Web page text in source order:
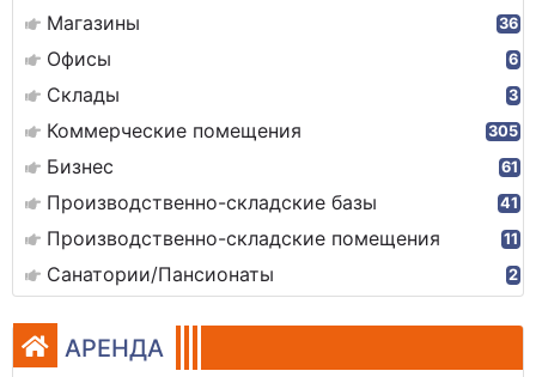
Магазины 36
Офисы 6
Склады 3
Коммерческие помещения 305
Бизнес 61
Производственно-складские базы 41
Производственно-складские помещения 11
Санатории/Пансионаты 2
АРЕНДА